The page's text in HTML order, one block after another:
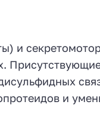
и
и